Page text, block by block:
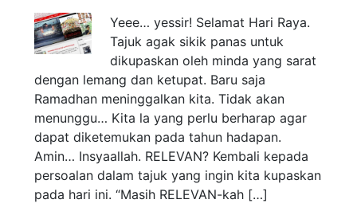
Yeee… yessir! Selamat Hari Raya.
Tajuk agak sikik panas untuk
dikupaskan oleh minda yang sarat
dengan lemang dan ketupat. Baru saja
Ramadhan meninggalkan kita. Tidak akan
menunggu… Kita la yang perlu berharap agar
dapat diketemukan pada tahun hadapan.
Amin… Insyaallah. RELEVAN? Kembali kepada
persoalan dalam tajuk yang ingin kita kupaskan
pada hari ini. “Masih RELEVAN-kah […]